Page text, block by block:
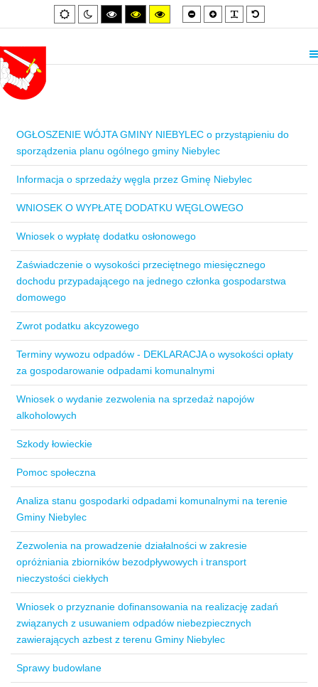
Default
mode
Night
mode
High
contrast
High
contrast
High
contrast
Smaller
font
Larger
font
Default
font
OGŁOSZENIE WÓJTA GMINY NIEBYLEC o przystąpieniu do
sporządzenia planu ogólnego gminy Niebylec
Informacja o sprzedaży węgla przez Gminę Niebylec
WNIOSEK O WYPŁATĘ DODATKU WĘGLOWEGO
Wniosek o wypłatę dodatku osłonowego
Zaświadczenie o wysokości przeciętnego miesięcznego
dochodu przypadającego na jednego członka gospodarstwa
domowego
Zwrot podatku akcyzowego
Terminy wywozu odpadów - DEKLARACJA o wysokości opłaty
za gospodarowanie odpadami komunalnymi
Wniosek o wydanie zezwolenia na sprzedaż napojów
alkoholowych
Szkody łowieckie
Pomoc społeczna
Analiza stanu gospodarki odpadami komunalnymi na terenie
Gminy Niebylec
Zezwolenia na prowadzenie działalności w zakresie
opróżniania zbiorników bezodpływowych i transport
nieczystości ciekłych
Wniosek o przyznanie dofinansowania na realizację zadań
związanych z usuwaniem odpadów niebezpiecznych
zawierających azbest z terenu Gminy Niebylec
Sprawy budowlane